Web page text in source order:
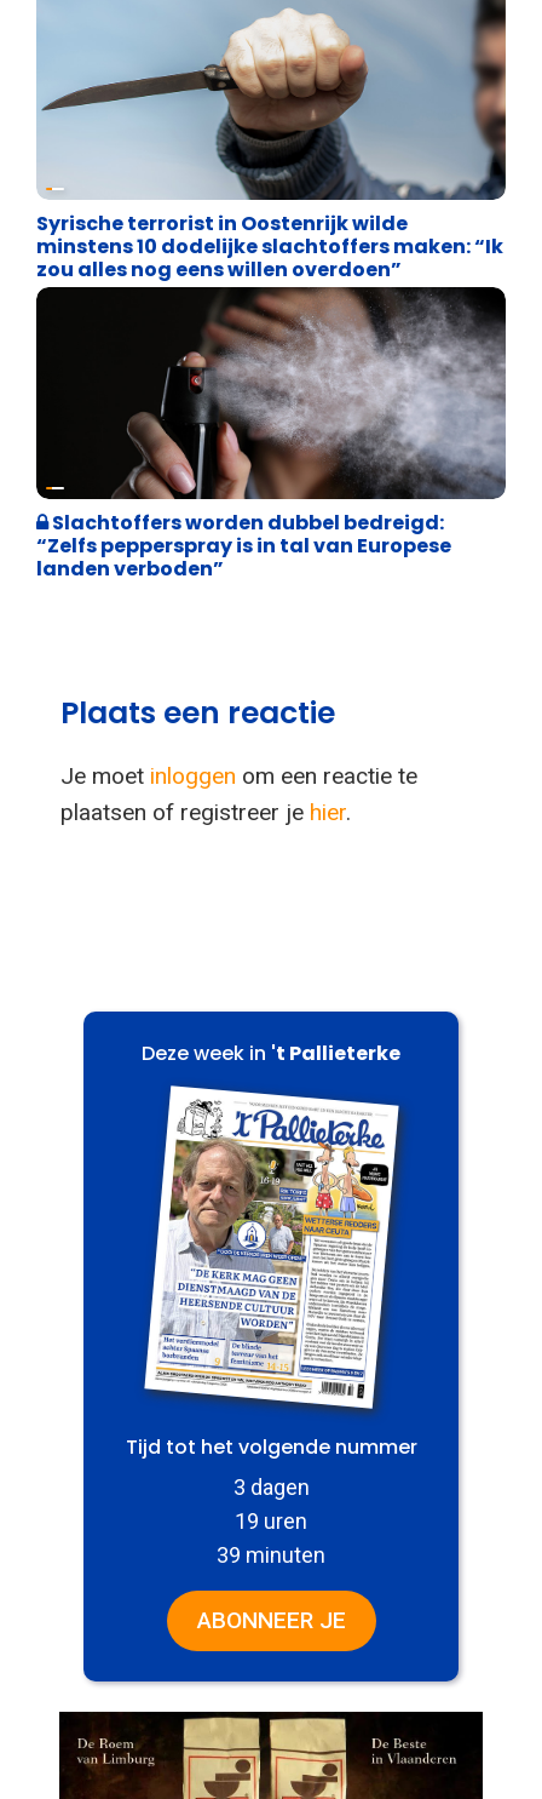
Asiel en Migratie
Syrische terrorist in Oostenrijk wilde
minstens 10 dodelijke slachtoffers maken: “Ik
zou alles nog eens willen overdoen”
Weekblad 't Pallieterke
Slachtoffers worden dubbel bedreigd:
“Zelfs pepperspray is in tal van Europese
landen verboden”
Plaats een reactie
Je moet inloggen om een reactie te
plaatsen of registreer je hier.
Deze week in 't Pallieterke
Tijd tot het volgende nummer
3 dagen
19 uren
39 minuten
ABONNEER JE